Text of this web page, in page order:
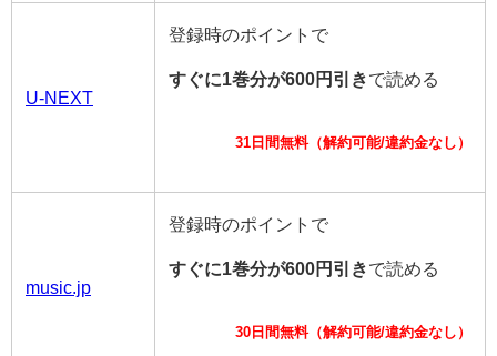
U-NEXT
登録時のポイントで
すぐに1巻分が600円引きで読める
31日間無料（解約可能/違約金なし）
music.jp
登録時のポイントで
すぐに1巻分が600円引きで読める
30日間無料（解約可能/違約金なし）